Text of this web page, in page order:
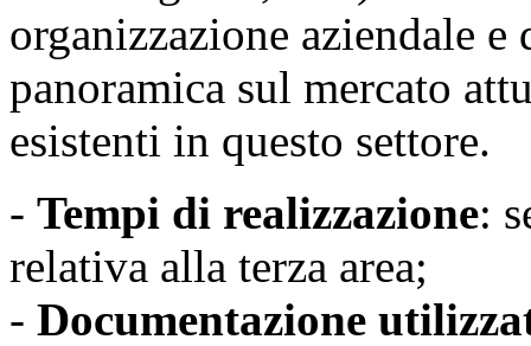
organizzazione aziendale e
panoramica sul mercato
esistenti in questo settore.
- Tempi di realizzazione:
relativa alla terza area;
- Documentazione